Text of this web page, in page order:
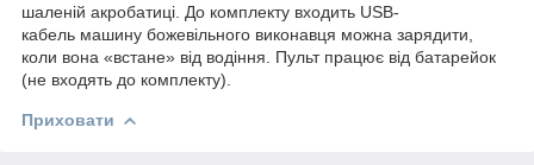
шаленій акробатиці. До комплекту входить USB-
кабель машину божевільного виконавця можна зарядити,
коли вона «встане» від водіння. Пульт працює від батарейок
(не входять до комплекту).
Приховати